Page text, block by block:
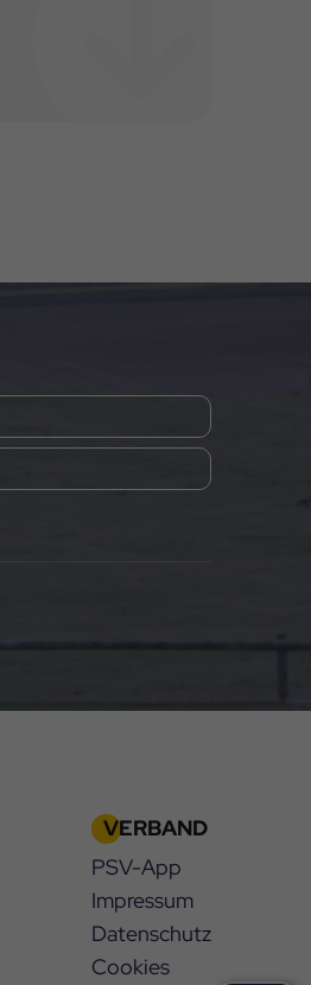
VERBAND
PSV-App
Impressum
Datenschutz
Cookies